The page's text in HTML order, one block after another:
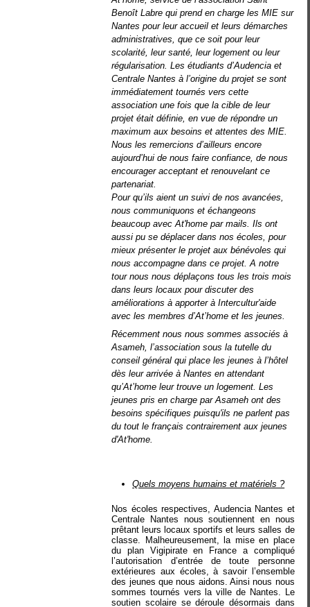
Benoît Labre qui prend en charge les MIE sur
Nantes pour leur accueil et leurs démarches
administratives, que ce soit pour leur
scolarité, leur santé, leur logement ou leur
régularisation. Les étudiants d’Audencia et
Centrale Nantes à l’origine du projet se sont
immédiatement tournés vers cette
association une fois que la cible de leur
projet était définie, en vue de répondre un
maximum aux besoins et attentes des MIE.
Nous les remercions d’ailleurs encore
aujourd’hui de nous faire confiance, de nous
encourager acceptant et renouvelant ce
partenariat.
Pour qu’ils aient un suivi de nos avancées,
nous communiquons et échangeons
beaucoup avec At'home par mails. Ils ont
aussi pu se déplacer dans nos écoles, pour
mieux présenter le projet aux bénévoles qui
nous accompagne dans ce projet. A notre
tour nous nous déplaçons tous les trois mois
dans leurs locaux pour discuter des
améliorations à apporter à Intercultur'aide
avec les membres d’At’home et les jeunes.
Récemment nous nous sommes associés à
Asameh, l’association sous la tutelle du
conseil général qui place les jeunes à l’hôtel
dès leur arrivée à Nantes en attendant
qu’At’home leur trouve un logement. Les
jeunes pris en charge par Asameh ont des
besoins spécifiques puisqu'ils ne parlent pas
du tout le français contrairement aux jeunes
d'At'home.
Quels moyens humains et matériels ?
Nos écoles respectives, Audencia Nantes et
Centrale Nantes nous soutiennent en nous
prêtant leurs locaux sportifs et leurs salles de
classe. Malheureusement, la mise en place
du plan Vigipirate en France a compliqué
l’autorisation d’entrée de toute personne
extérieures aux écoles, à savoir l’ensemble
des jeunes que nous aidons. Ainsi nous nous
sommes tournés vers la ville de Nantes. Le
soutien scolaire se déroule désormais dans